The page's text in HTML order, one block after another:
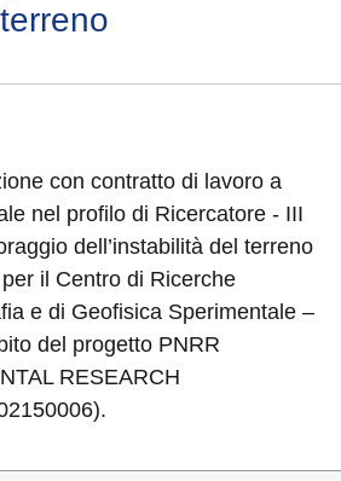
con contratto di lavoro a
nel profilo di Ricercatore - III
dell’instabilità del terreno
il Centro di Ricerche
e di Geofisica Sperimentale –
del progetto PNRR
RESEARCH